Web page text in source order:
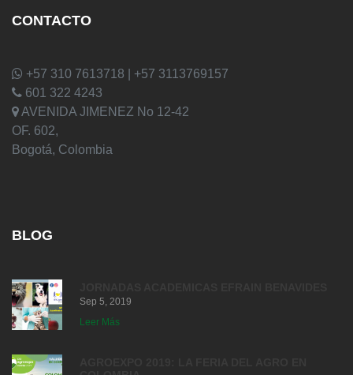
CONTACTO
+57 310 7613718 | +57 3113769157
601 322 4243
AVENIDA JIMENEZ No 12-42
OF. 602,
Bogotá, Colombia
BLOG
Sep 5, 2019
Leer Más